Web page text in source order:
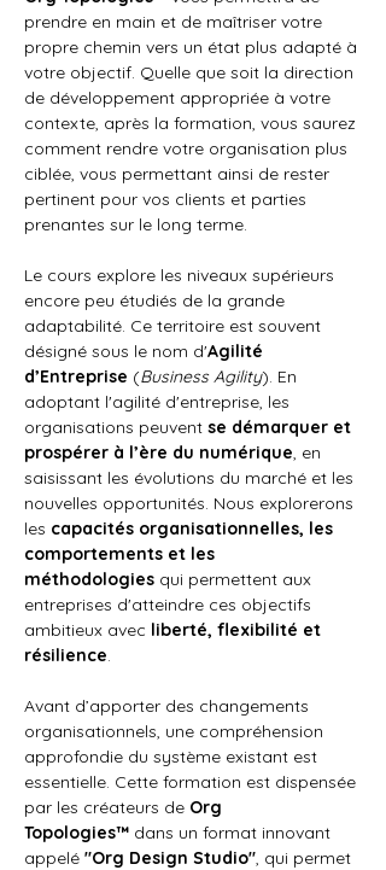
prendre en main et de maîtriser votre
propre chemin vers un état plus adapté à
votre objectif. Quelle que soit la direction
de développement appropriée à votre
contexte, après la formation, vous saurez
comment rendre votre organisation plus
ciblée, vous permettant ainsi de rester
pertinent pour vos clients et parties
prenantes sur le long terme.
Le cours explore les niveaux supérieurs
encore peu étudiés de la grande
adaptabilité. Ce territoire est souvent
désigné sous le nom d'Agilité
d’Entreprise (Business Agility). En
adoptant l'agilité d'entreprise, les
organisations peuvent se démarquer et
prospérer à l’ère du numérique , en
saisissant les évolutions du marché et les
nouvelles opportunités. Nous explorerons
les capacités organisationnelles, les
comportements et les
méthodologies qui permettent aux
entreprises d'atteindre ces objectifs
ambitieux avec liberté, flexibilité et
résilience
Avant d’apporter des changements
organisationnels, une compréhension
approfondie du système existant est
essentielle. Cette formation est dispensée
par les créateurs de Org
Topologies™ dans un format innovant
appelé "Org Design Studio" , qui permet